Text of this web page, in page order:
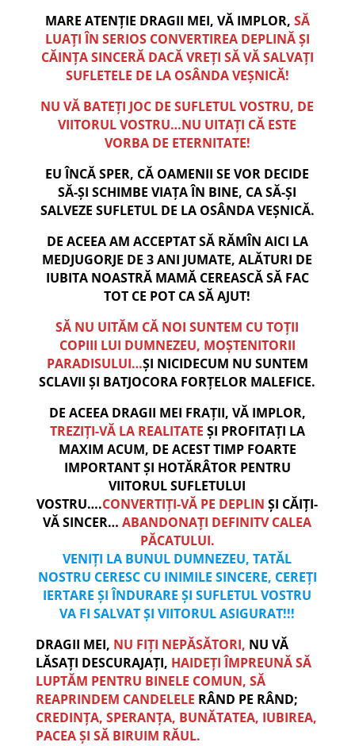
MARE ATENȚIE DRAGII MEI, VĂ IMPLOR, SĂ
LUAȚI ÎN SERIOS CONVERTIREA DEPLINĂ ȘI
CĂINȚA SINCERĂ DACĂ VREȚI SĂ VĂ SALVAȚI
SUFLETELE DE LA OSÂNDA VEȘNICĂ!
NU VĂ BATEȚI JOC DE SUFLETUL VOSTRU, DE
VIITORUL VOSTRU…NU UITAȚI CĂ ESTE
VORBA DE ETERNITATE!
EU ÎNCĂ SPER, CĂ OAMENII SE VOR DECIDE
SĂ-ȘI SCHIMBE VIAȚA ÎN BINE, CA SĂ-ȘI
SALVEZE SUFLETUL DE LA OSÂNDA VEȘNICĂ.
DE ACEEA AM ACCEPTAT SĂ RĂMÎN AICI LA
MEDJUGORJE DE 3 ANI JUMATE, ALĂTURI DE
IUBITA NOASTRĂ MAMĂ CEREASCĂ SĂ FAC
TOT CE POT CA SĂ AJUT!
SĂ NU UITĂM CĂ NOI SUNTEM CU TOȚII
COPIII LUI DUMNEZEU, MOȘTENITORII
PARADISULUI…ȘI NICIDECUM NU SUNTEM
SCLAVII ȘI BATJOCORA FORȚELOR MALEFICE.
DE ACEEA DRAGII MEI FRAȚII, VĂ IMPLOR,
TREZIȚI-VĂ LA REALITATE ȘI PROFITAȚI LA
MAXIM ACUM, DE ACEST TIMP FOARTE
IMPORTANT ȘI HOTĂRÂTOR PENTRU
VIITORUL SUFLETULUI
VOSTRU….CONVERTIȚI-VĂ PE DEPLINȘI CĂIȚI-
VĂ SINCER…ABANDONAȚI DEFINITV CALEA
PĂCATULUI.
VENIȚI LA BUNUL DUMNEZEU, TATĂL
NOSTRU CERESC CU INIMILE SINCERE, CEREȚI
IERTARE ȘI ÎNDURARE ȘI SUFLETUL VOSTRU
VA FI SALVAT ȘI VIITORUL ASIGURAT!!!
DRAGII MEI, NU FIȚI NEPĂSĂTORI, NU VĂ
LĂSAȚI DESCURAJAȚI, HAIDEȚI ÎMPREUNĂ SĂ
LUPTĂM PENTRU BINELE COMUN, SĂ
REAPRINDEM CANDELELE RÂND PE RÂND;
CREDINȚA, SPERANȚA, BUNĂTATEA, IUBIREA,
PACEA ȘI SĂ BIRUIM RĂUL.